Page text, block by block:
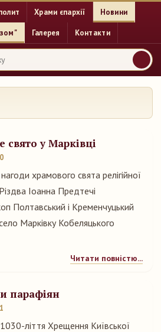
Храми єпархії Новини
Галерея Контакти
свято у Марківці
храмового свята релігійної
Іоанна Предтечі
Полтавський і Кременчуцький
Марківку Кобеляцького
Читати повністю...
парафіян
ліття Хрещення Київської